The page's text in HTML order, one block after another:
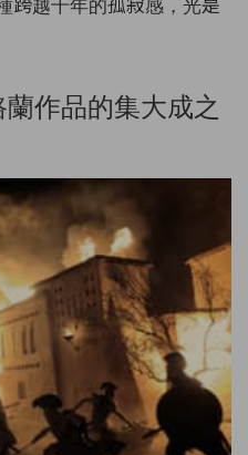
作品的集大成之